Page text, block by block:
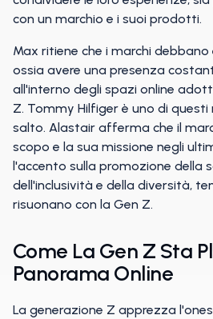
con un marchio e i suoi prodotti.
Max ritiene che i marchi
ossia avere una presenza
all'interno degli spazi online
Z. Tommy Hilfiger è uno di
salto. Alastair afferma che il
scopo e la sua missione negli
l'accento sulla promozione della
dell'inclusività e della diversità,
risuonano con la Gen Z.
Come La Gen Z Sta
Panorama Online
La generazione Z apprezza